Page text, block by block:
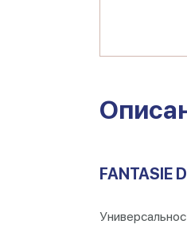
FANTASIE